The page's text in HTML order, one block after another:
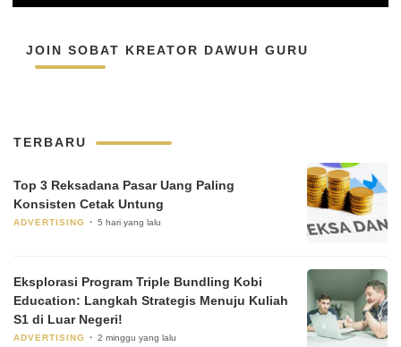
JOIN SOBAT KREATOR DAWUH GURU
TERBARU
Top 3 Reksadana Pasar Uang Paling
Konsisten Cetak Untung
ADVERTISING 5 hari yang lalu
Eksplorasi Program Triple Bundling Kobi
Education: Langkah Strategis Menuju Kuliah
S1 di Luar Negeri!
ADVERTISING 2 minggu yang lalu